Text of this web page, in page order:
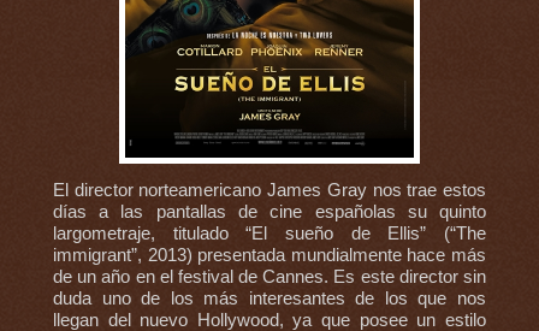
El director norteamericano James Gray nos trae estos
días a las pantallas de cine españolas su quinto
largometraje, titulado “El sueño de Ellis” (“The
immigrant”, 2013) presentada mundialmente hace más
de un año en el festival de Cannes. Es este director sin
duda uno de los más interesantes de los que nos
llegan del nuevo Hollywood, ya que posee un estilo